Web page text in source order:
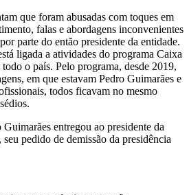
que foram abusadas com toques em
falas e abordagens inconvenientes
parte do então presidente da entidade.
ligada a atividades do programa Caixa
o país. Pelo programa, desde 2019,
em que estavam Pedro Guimarães e
todos ficavam no mesmo
entregou ao presidente da
pedido de demissão da presidência